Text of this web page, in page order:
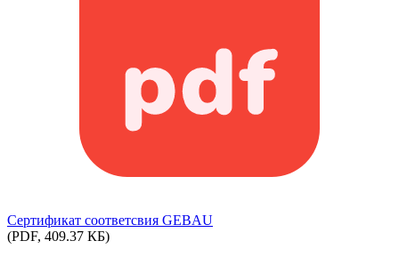
Сертификат соответсвия GEBAU
(PDF, 409.37 КБ)